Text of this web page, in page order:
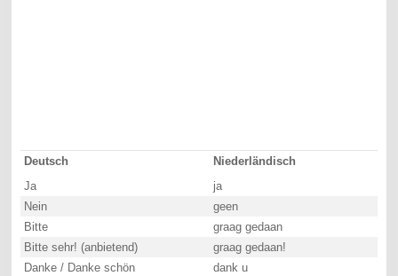
Deutsch
Niederländisch
Ja
ja
Nein
geen
Bitte
graag gedaan
Bitte sehr! (anbietend)
graag gedaan!
Danke / Danke schön
dank u